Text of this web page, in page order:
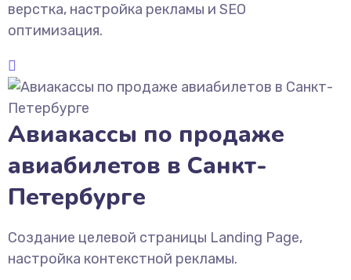
верстка, настройка рекламы и SEO
оптимизация.
Авиакассы по продаже
авиабилетов в Санкт-
Петербурге
Создание целевой страницы Landing Page,
настройка контекстной рекламы.